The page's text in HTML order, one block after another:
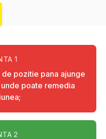
1
pozitie pana ajunge
poate remedia
2